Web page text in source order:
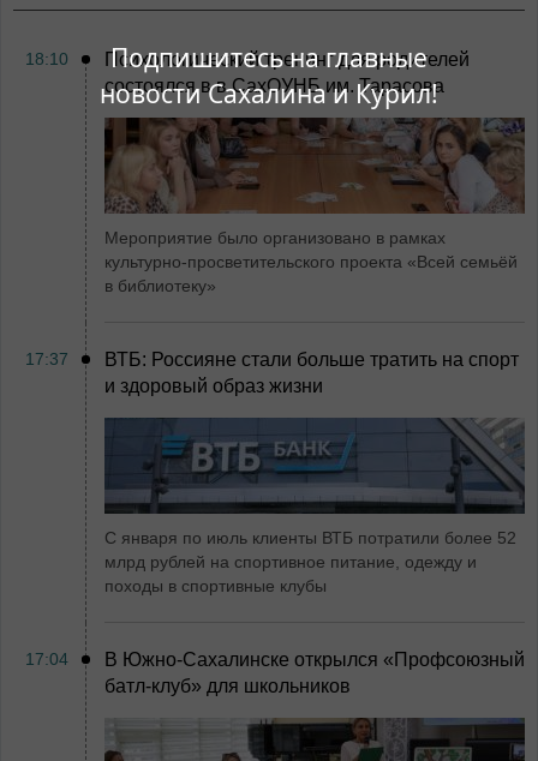
Подпишитесь на главные
новости Сахалина и Курил!
18:10
Психологический тренинг для родителей
состоялся в в СахОУНБ им. Тарасова
Мероприятие было организовано в рамках
культурно-просветительского проекта «Всей семьёй
в библиотеку»
17:37
ВТБ: Россияне стали больше тратить на спорт
и здоровый образ жизни
С января по июль клиенты ВТБ потратили более 52
млрд рублей на спортивное питание, одежду и
походы в спортивные клубы
17:04
В Южно-Сахалинске открылся «Профсоюзный
батл-клуб» для школьников